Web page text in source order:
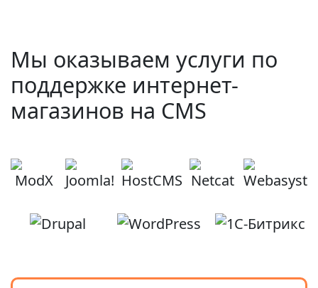
Мы оказываем услуги по
поддержке интернет-
магазинов на CMS